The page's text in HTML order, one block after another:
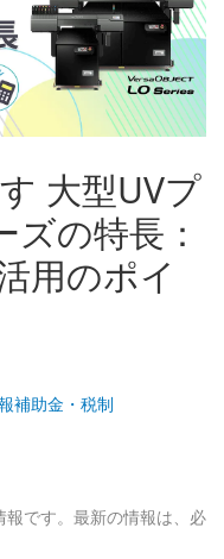
大型UVプ
ズの特長：
用のポイ
補助金・税制
です。最新の情報は、必